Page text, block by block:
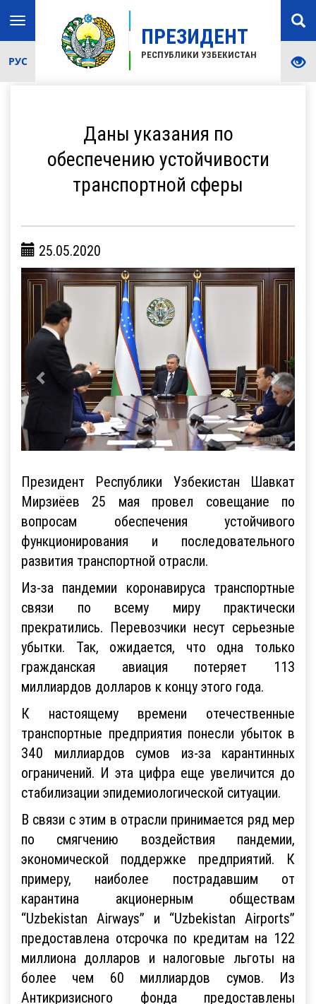
ПРЕЗИДЕНТ
РЕСПУБЛИКИ УЗБЕКИСТАН
Toggle
navigation
РУС
Даны указания по
обеспечению устойчивости
транспортной сферы
25.05.2020
Президент Республики Узбекистан Шавкат
Мирзиёев 25 мая провел совещание по
вопросам обеспечения устойчивого
функционирования и последовательного
развития транспортной отрасли.
Из-за пандемии коронавируса транспортные
связи по всему миру практически
прекратились. Перевозчики несут серьезные
убытки. Так, ожидается, что одна только
гражданская авиация потеряет 113
миллиардов долларов к концу этого года.
К настоящему времени отечественные
транспортные предприятия понесли убыток в
340 миллиардов сумов из-за карантинных
ограничений. И эта цифра еще увеличится до
стабилизации эпидемиологической ситуации.
В связи с этим в отрасли принимается ряд мер
по смягчению воздействия пандемии,
экономической поддержке предприятий. К
примеру, наиболее пострадавшим от
карантина акционерным обществам
“Uzbekistan Airways” и “Uzbekistan Airports”
предоставлена отсрочка по кредитам на 122
миллиона долларов и налоговые льготы на
более чем 60 миллиардов сумов. Из
Антикризисного фонда предоставлены